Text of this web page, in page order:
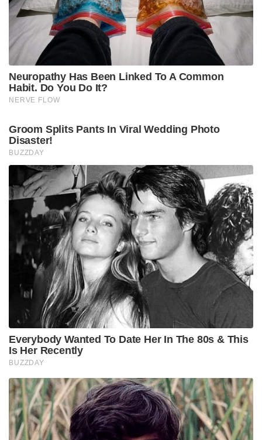
Neuropathy Has Been Linked To A Common
Habit. Do You Do It?
NERVE FLOW
Groom Splits Pants In Viral Wedding Photo
Disaster!
BUZZDAY
Everybody Wanted To Date Her In The 80s & This
Is Her Recently
BUZZDAY